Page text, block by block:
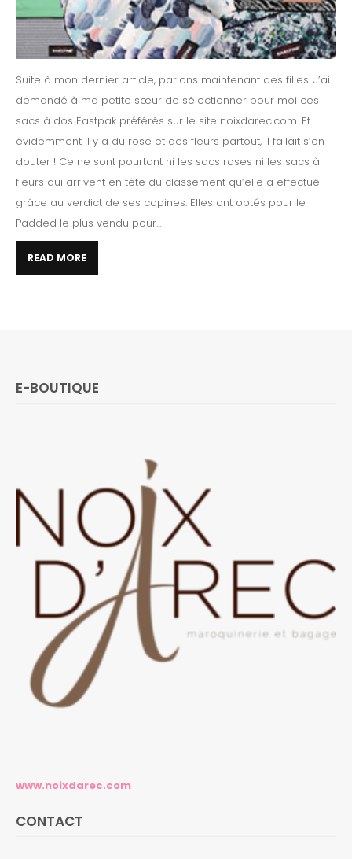
Suite à mon dernier article, parlons maintenant des filles. J’ai
demandé à ma petite sœur de sélectionner pour moi ces
sacs à dos Eastpak préférés sur le site noixdarec.com. Et
évidemment il y a du rose et des fleurs partout, il fallait s’en
douter ! Ce ne sont pourtant ni les sacs roses ni les sacs à
fleurs qui arrivent en tête du classement qu’elle a effectué
grâce au verdict de ses copines. Elles ont optés pour le
Padded le plus vendu pour...
READ MORE
E-BOUTIQUE
www.noixdarec.com
CONTACT